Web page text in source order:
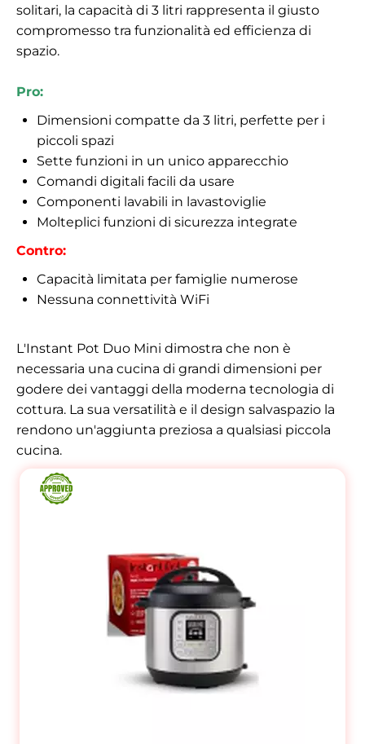
solitari, la capacità di 3 litri rappresenta il giusto
compromesso tra funzionalità ed efficienza di
spazio.
Pro:
Dimensioni compatte da 3 litri, perfette per i
piccoli spazi
Sette funzioni in un unico apparecchio
Comandi digitali facili da usare
Componenti lavabili in lavastoviglie
Molteplici funzioni di sicurezza integrate
Contro:
Capacità limitata per famiglie numerose
Nessuna connettività WiFi
L'Instant Pot Duo Mini dimostra che non è
necessaria una cucina di grandi dimensioni per
godere dei vantaggi della moderna tecnologia di
cottura. La sua versatilità e il design salvaspazio la
rendono un'aggiunta preziosa a qualsiasi piccola
cucina.